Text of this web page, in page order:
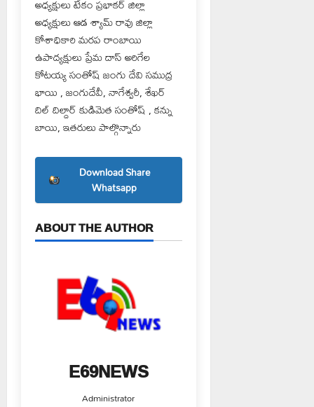
అధ్యక్షులు టేకం ప్రభాకర్ జిల్లా
అధ్యక్షులు ఆడ శ్యామ్ రావు జిల్లా
కోశాధికారి మరప రాంబాయి
ఉపాద్యక్షులు ప్రేమ దాస్ అరిగేల
కోటయ్య సంతోష్ జంగు దేవి సముద్ర
భాయి , జంగుదేవీ, నాగేశ్వరీ, శేఖర్
దిల్ దిల్దార్ కుడిమెత సంతోష్ , కన్ను
బాయి, ఇతరులు పాల్గొన్నారు
Download Share
Whatsapp
ABOUT THE AUTHOR
E69NEWS
Administrator